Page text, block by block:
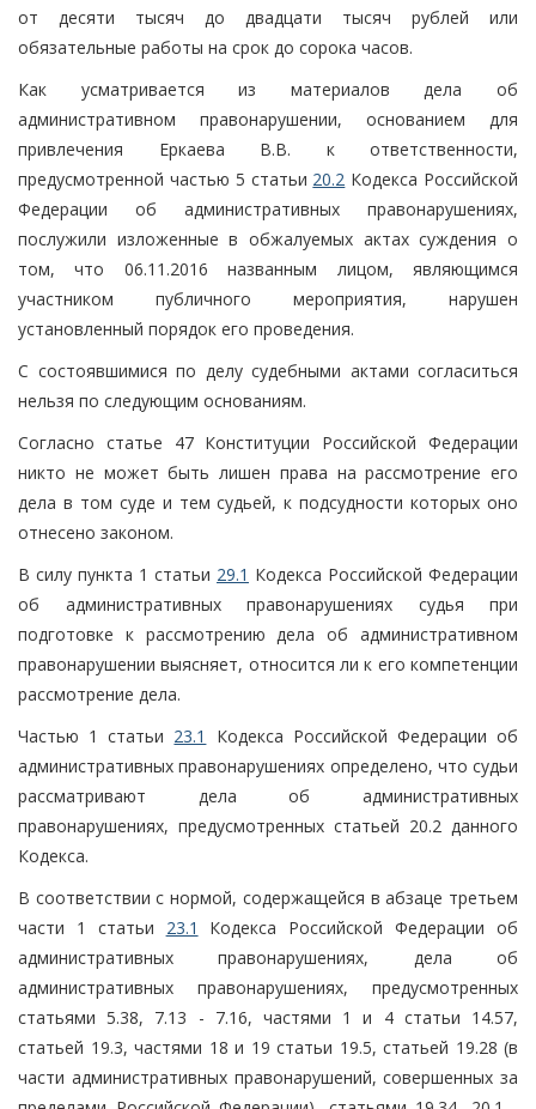
от десяти тысяч до двадцати тысяч рублей или
обязательные работы на срок до сорока часов.
Как усматривается из материалов дела об
административном правонарушении, основанием для
привлечения Еркаева В.В. к ответственности,
предусмотренной частью 5 статьи 20.2 Кодекса Российской
Федерации об административных правонарушениях,
послужили изложенные в обжалуемых актах суждения о
том, что 06.11.2016 названным лицом, являющимся
участником публичного мероприятия, нарушен
установленный порядок его проведения.
С состоявшимися по делу судебными актами согласиться
нельзя по следующим основаниям.
Согласно статье 47 Конституции Российской Федерации
никто не может быть лишен права на рассмотрение его
дела в том суде и тем судьей, к подсудности которых оно
отнесено законом.
В силу пункта 1 статьи 29.1 Кодекса Российской Федерации
об административных правонарушениях судья при
подготовке к рассмотрению дела об административном
правонарушении выясняет, относится ли к его компетенции
рассмотрение дела.
Частью 1 статьи 23.1
Кодекса Российской Федерации об
административных правонарушениях определено, что судьи
рассматривают дела об административных
правонарушениях, предусмотренных статьей 20.2 данного
Кодекса.
В соответствии с нормой, содержащейся в абзаце третьем
части 1 статьи 23.1
Кодекса Российской Федерации об
административных правонарушениях, дела об
административных правонарушениях, предусмотренных
статьями 5.38, 7.13 - 7.16, частями 1 и 4 статьи 14.57,
статьей 19.3, частями 18 и 19 статьи 19.5, статьей 19.28 (в
части административных правонарушений, совершенных за